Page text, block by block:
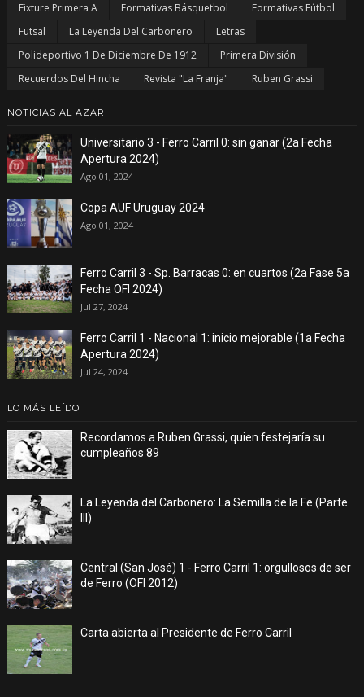
Fixture Primera A
Formativas Básquetbol
Formativas Fútbol
Futsal
La Leyenda Del Carbonero
Letras
Polideportivo 1 De Diciembre De 1912
Primera División
Recuerdos Del Hincha
Revista "La Franja" Ruben Grassi
NOTICIAS AL AZAR
Universitario 3 - Ferro Carril 0: sin ganar (2a Fecha
Apertura 2024)
Ago 01, 2024
Copa AUF Uruguay 2024
Ago 01, 2024
Ferro Carril 3 - Sp. Barracas 0: en cuartos (2a Fase 5a
Fecha OFI 2024)
Jul 27, 2024
Ferro Carril 1 - Nacional 1: inicio mejorable (1a Fecha
Apertura 2024)
Jul 24, 2024
LO MÁS LEÍDO
Recordamos a Ruben Grassi, quien festejaría su
cumpleaños 89
La Leyenda del Carbonero: La Semilla de la Fe (Parte
III)
Central (San José) 1 - Ferro Carril 1: orgullosos de ser
de Ferro (OFI 2012)
Carta abierta al Presidente de Ferro Carril